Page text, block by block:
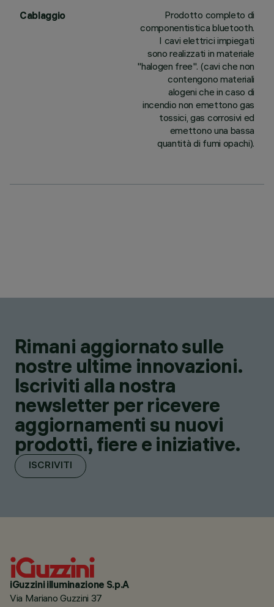
Cablaggio
Prodotto completo di
componentistica bluetooth.
I cavi elettrici impiegati
sono realizzati in materiale
"halogen free". (cavi che non
contengono materiali
alogeni che in caso di
incendio non emettono gas
tossici, gas corrosivi ed
emettono una bassa
quantità di fumi opachi).
Rimani aggiornato sulle
nostre ultime innovazioni.
Iscriviti alla nostra
newsletter per ricevere
aggiornamenti su nuovi
prodotti, fiere e iniziative.
ISCRIVITI
iGuzzini illuminazione S.p.A
Via Mariano Guzzini 37